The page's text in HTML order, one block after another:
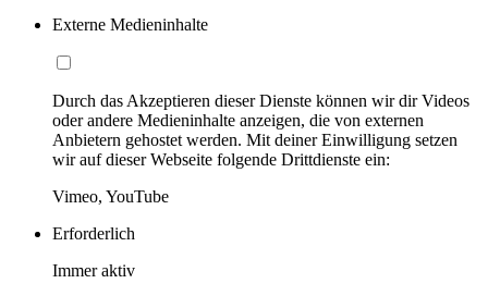
Externe Medieninhalte
Durch das Akzeptieren dieser Dienste können wir dir Videos
oder andere Medieninhalte anzeigen, die von externen
Anbietern gehostet werden. Mit deiner Einwilligung setzen
wir auf dieser Webseite folgende Drittdienste ein:
Vimeo, YouTube
Erforderlich
Immer aktiv